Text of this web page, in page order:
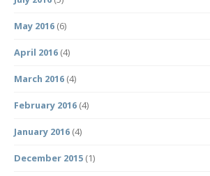
May 2016 (6)
April 2016 (4)
March 2016 (4)
February 2016 (4)
January 2016 (4)
December 2015 (1)